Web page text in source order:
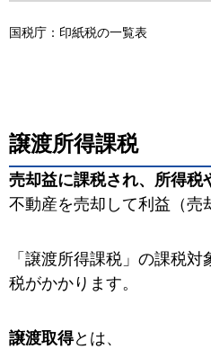
国税庁：印紙税の一覧表
譲渡所得課税
売却益に課税され、所得税
不動産を売却して利益（売
「譲渡所得課税」の課税
税がかかります。
譲渡取得とは、